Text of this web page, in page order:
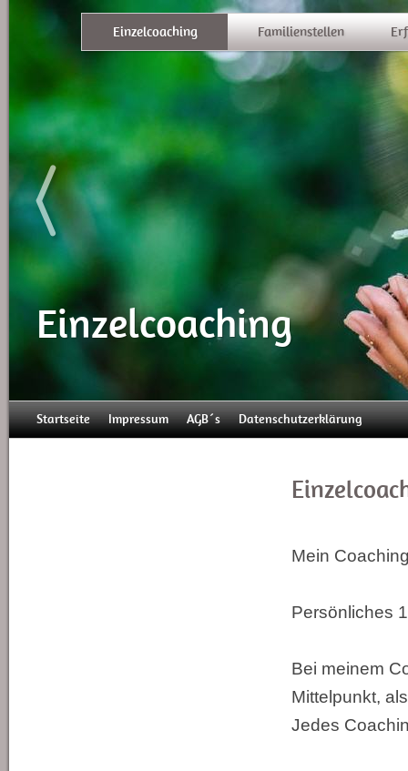
Einzelcoaching
Einzelcoaching Familienstellen
Startseite Impressum AGB´s Datenschutzerklärung
Mein
Persönliches
Bei meinem
Mittelpunkt,
Jedes